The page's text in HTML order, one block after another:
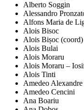
Alberto Soggin
Alessandro
Alfons Maria de
Alois Bisoc
Alois Bișoc (coord)
Alois Bulai
Alois Moraru
Alois Moraru –
Alois Tinti
Amedeo Alexandre
Amedeo Cencini
Ana Boariu